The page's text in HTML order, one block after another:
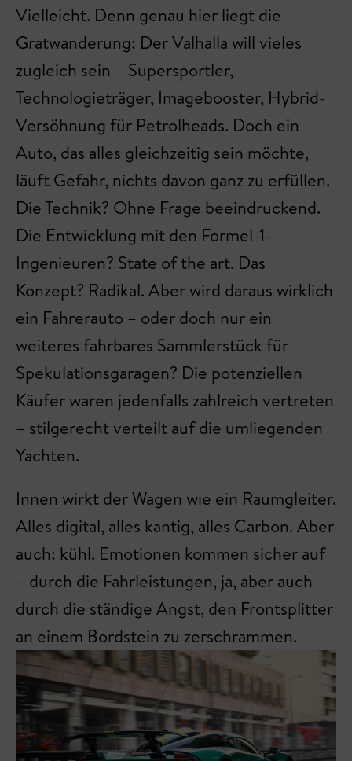
Vielleicht. Denn genau hier liegt die
Gratwanderung: Der Valhalla will vieles
zugleich sein – Supersportler,
Technologieträger, Imagebooster, Hybrid-
Versöhnung für Petrolheads. Doch ein
Auto, das alles gleichzeitig sein möchte,
läuft Gefahr, nichts davon ganz zu erfüllen.
Die Technik? Ohne Frage beeindruckend.
Die Entwicklung mit den Formel-1-
Ingenieuren? State of the art. Das
Konzept? Radikal. Aber wird daraus wirklich
ein Fahrerauto – oder doch nur ein
weiteres fahrbares Sammlerstück für
Spekulationsgaragen? Die potenziellen
Käufer waren jedenfalls zahlreich vertreten
– stilgerecht verteilt auf die umliegenden
Yachten.
Innen wirkt der Wagen wie ein Raumgleiter.
Alles digital, alles kantig, alles Carbon. Aber
auch: kühl. Emotionen kommen sicher auf
– durch die Fahrleistungen, ja, aber auch
durch die ständige Angst, den Frontsplitter
an einem Bordstein zu zerschrammen.